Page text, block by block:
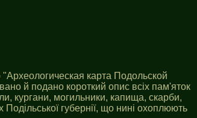
"Археологическая карта Подольской
й подано короткий опис всіх пам'яток
кургани, могильники, капища, скарби,
Подільської губернії, що нині охоплюють